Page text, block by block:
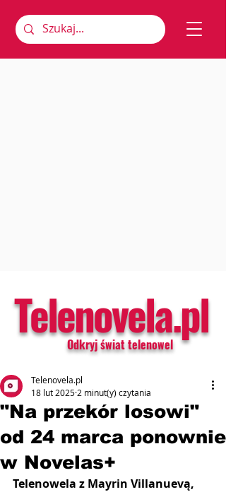
Telenovela.pl
Odkryj świat telenowel
"Na przekór losowi"
od 24 marca ponownie
w Novelas+
Telenovela.pl
18 lut 2025 2 minut(y) czytania
Telenowela z Mayrin Villanuevą,